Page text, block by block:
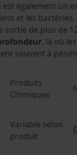
est également un
et les bactéries,
de plus de
, là où
souvent à
Produits
Chimiques
Variable selon
produit